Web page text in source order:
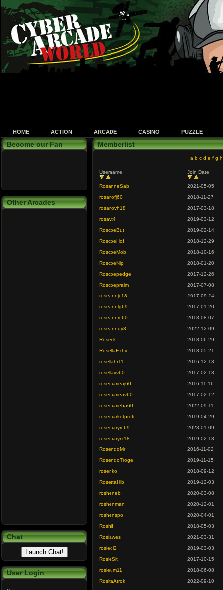
HOME ACTION ARCADE CASINO PUZZLE
Become our Fan
Other Arcades
Chat
User Login
Memberlist
a b c d e f g h
Username Join Date
RosanneSab
2021-05-05
rosariofj60
2018-11-27
rosariovh18
2017-03-18
rosavt4
2019-03-12
RoscoeBut
2019-02-14
RoscoeHof
2018-12-29
RoscoeMob
2018-10-16
RoscoeNip
2018-01-20
Roscoepedge
2017-12-26
Roscoepralm
2017-07-08
roseannjc18
2017-09-24
roseannlg69
2017-01-20
roseannrc60
2018-08-07
roseannuy3
2022-12-09
Roseck
2018-06-29
RosellaExhic
2018-05-21
rosellahr11
2016-12-13
rosellavv60
2017-02-13
rosemarieaj60
2016-11-16
rosemarieav60
2017-02-12
rosemarieba60
2022-09-11
rosemarketprofi
2019-04-29
rosemaryrc69
2023-01-09
rosemaryrx18
2019-02-13
RosendoMr
2016-11-02
RosendoTroge
2019-11-15
rosenko
2018-09-12
RosettaHib
2019-12-03
rosheneb
2020-03-08
roshenman
2020-12-01
roshenspo
2020-04-01
Roshif
2018-05-03
Rosiawes
2021-03-31
rosieql2
2019-03-03
RosieSit
2017-10-15
rosieum11
2018-06-08
RositaAtrok
2022-09-10